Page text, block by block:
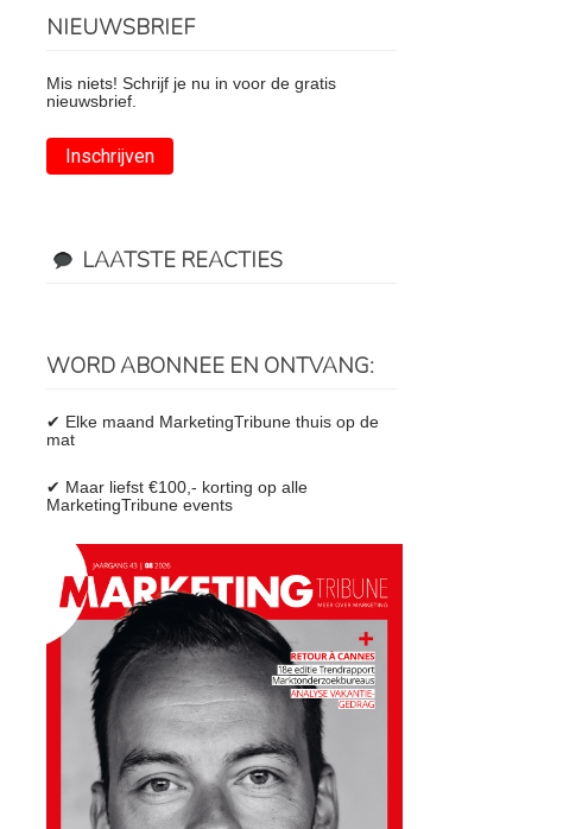
NIEUWSBRIEF
Mis niets! Schrijf je nu in voor de gratis
nieuwsbrief.
Inschrijven
LAATSTE REACTIES
WORD ABONNEE EN ONTVANG:
✔ Elke maand MarketingTribune thuis op de
mat
✔ Maar liefst €100,- korting op alle
MarketingTribune events